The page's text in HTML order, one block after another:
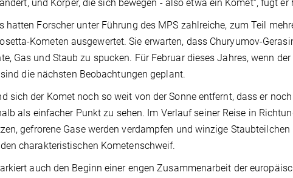
und Körper, die sich bewegen - also etwa ein Komet“, fügt er
hatten Forscher unter Führung des MPS zahlreiche, zum Teil
Kometen ausgewertet. Sie erwarten, dass Churyumov-
Gas und Staub zu spucken. Für Februar dieses Jahres, wenn
die nächsten Beobachtungen geplant.
sich der Komet noch so weit von der Sonne entfernt, dass er
als einfacher Punkt zu sehen. Im Verlauf seiner Reise in
gefrorene Gase werden verdampfen und winzige
charakteristischen Kometenschweif.
auch den Beginn einer engen Zusammenarbeit der